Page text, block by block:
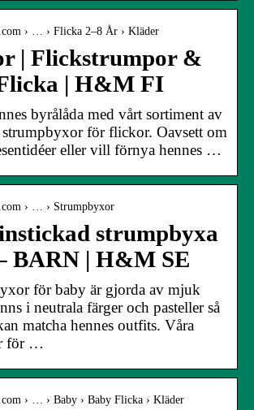
› … › Flicka 2–8 År › Kläder
| Flickstrumpor &
| H&M FI
byrålåda med vårt sortiment av
för flickor. Oavsett om
eller vill förnya hennes …
› … › Strumpbyxor
strumpbyxa
BARN | H&M SE
för baby är gjorda av mjuk
i neutrala färger och pasteller så
matcha hennes outfits. Våra
för …
› … › Baby › Baby Flicka › Kläder